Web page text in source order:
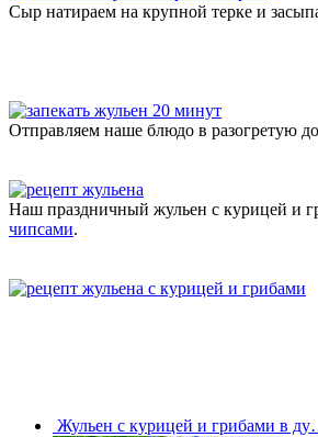
Сыр натираем на крупной терке и
Отправляем наше блюдо в разогретую
Наш праздничный жульен с курицей и
чипсами.
Жульен с курицей и грибами в